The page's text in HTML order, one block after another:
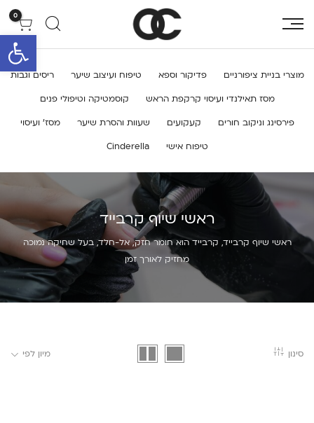
פתח
0
מוצרי בניית ציפורניים פדיקור וספא טיפוח ועיצוב שיער ריסים וגבות
מסז תאילנדי ועיסוי קרקפת הראש קוסמטיקה וטיפולי פנים
פירסינג וניקוב חורים קעקועים שעוות והסרת שיער מסז’ ועיסוי
טיפוח אישי Cinderella
ראשי שיוף קרבייד
ראשי שיוף קרבייד, קרבייד הוא חומר חזק, אל-חלד, בעל שחיקה נמוכה
מחזיק לאורך זמן
סינון מיון לפי